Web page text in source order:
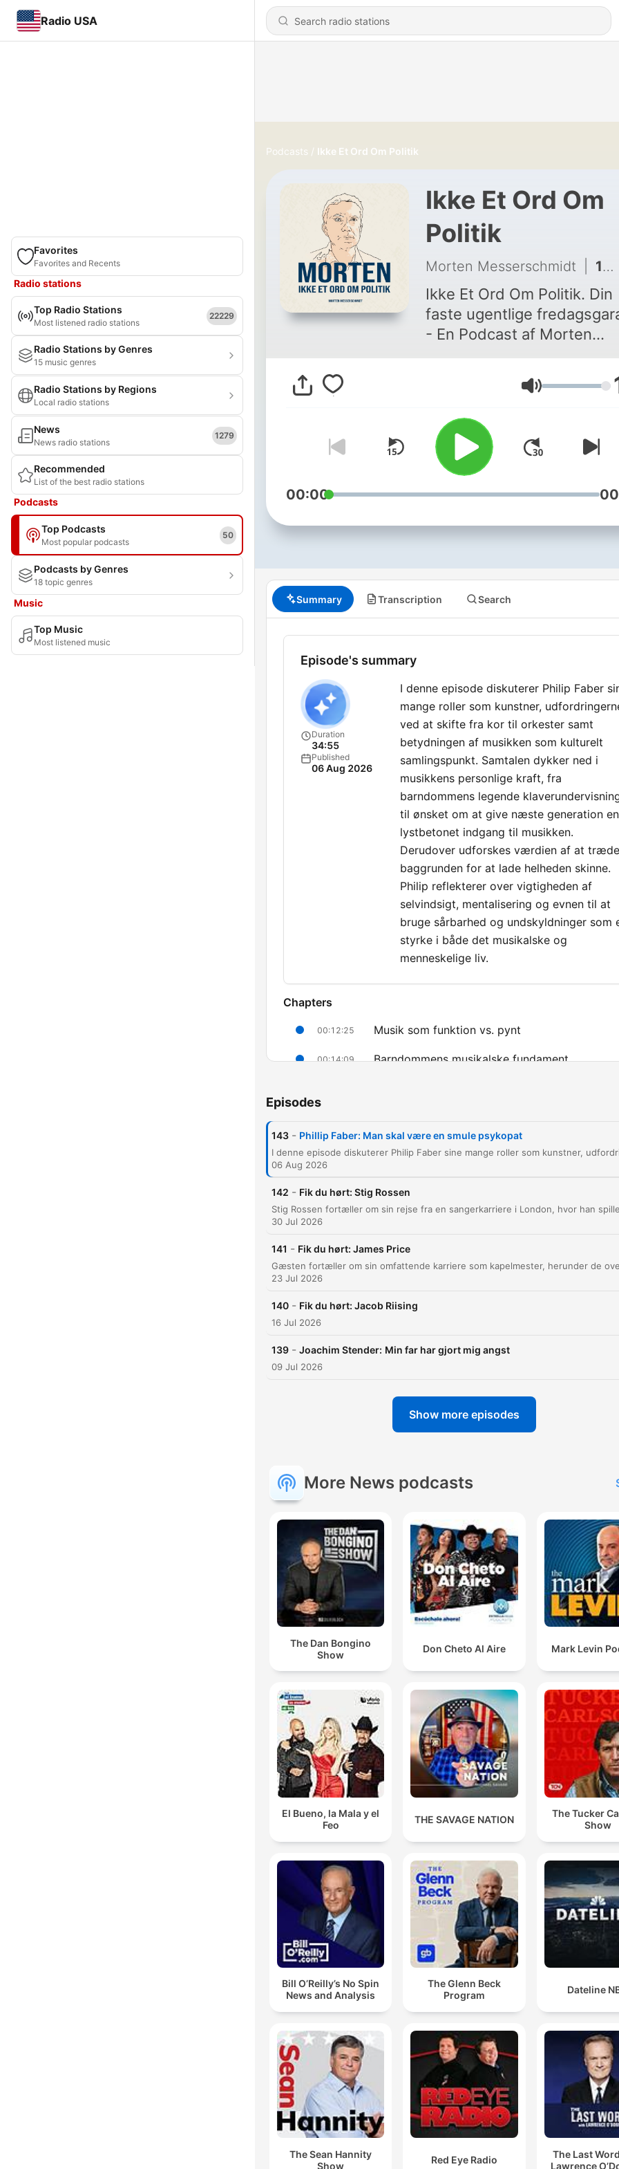
Radio USA
Favorites
Favorites and Recents
Radio stations
Top Radio Stations
Most listened radio stations
22229
Radio Stations by Genres
15 music genres
Radio Stations by Regions
Local radio stations
News
News radio stations
1279
Recommended
List of the best radio stations
Podcasts
Top Podcasts
Most popular podcasts
50
Podcasts by Genres
18 topic genres
Music
Top Music
Most listened music
Podcasts Ikke Et Ord Om Politik
Ikke Et Ord Om
Politik
Morten Messerschmidt 143 - Phillip Faber: Man skal være en smule psykopat
Ikke Et Ord Om Politik. Din
faste ugentlige
- En Podcast af Morten
Volume
00:00
Summary Transcription Search
Episode's summary
Duration
34:55
Published
06 Aug 2026
I denne episode diskuterer Philip Faber
mange roller som kunstner,
ved at skifte fra kor til orkester samt
betydningen af musikken som kulturelt
samlingspunkt. Samtalen dykker ned i
musikkens personlige kraft, fra
barndommens legende
til ønsket om at give næste generation en
lystbetonet indgang til musikken.
Derudover udforskes værdien af at
baggrunden for at lade helheden skinne.
Philip reflekterer over vigtigheden af
selvindsigt, mentalisering og evnen til at
bruge sårbarhed og undskyldninger som
styrke i både det musikalske og
menneskelige liv.
Chapters
00:12:25 Musik som funktion vs. pynt
00:14:09 Barndommens musikalske fundament
Highlights
og D, så er man nok dårlig til det hele.
00:01:41 · Philip Faber udtrykker sin bekymring for, om det at
00:09:26 · Philip Faber reflekterer over, hvordan arbejdet med
meget gerne undgå.
00:15:19 · Gæsten beskriver sin tidlige klaverundervisning,
Og det der med, at jeg bidrager med noget, men jeg
00:26:35 · Philip beskriver skønheden i at være en del af et
musikalsk fællesskab uden nødvendigvis at kræve personlig
opmærksomhed.
Evnen til at kigge indad og lægge sig i selen og gøre
noget anderledes, det synes jeg er den største
superkraft, der findes.
00:30:49 · Philip identificerer evnen til selvrefleksion og
forandring som en af de vigtigste menneskelige egenskaber.
Episodes
143 - Phillip Faber: Man skal være en smule psykopat
06 Aug 2026
142 - Fik du hørt: Stig Rossen
30 Jul 2026
141 - Fik du hørt: James Price
23 Jul 2026
140 - Fik du hørt: Jacob Riising
16 Jul 2026
139 - Joachim Stender: Min far har gjort mig angst
09 Jul 2026
Show more episodes
More News podcasts
The Dan Bongino
Show
Don Cheto Al Aire Mark Levin
El Bueno, la Mala y el
Feo
THE SAVAGE NATION
The Tucker
Show
Bill O’Reilly’s No Spin
News and Analysis
The Glenn Beck
Program
Dateline
The Sean Hannity
Show
Red Eye Radio
The Last
Lawrence